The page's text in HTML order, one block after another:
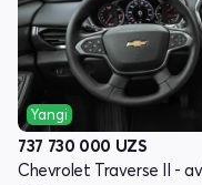
Yangi
737 730 000 UZS